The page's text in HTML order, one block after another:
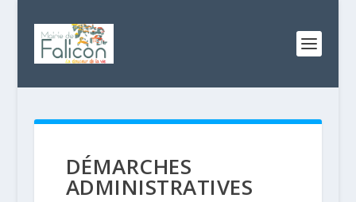
DÉMARCHES
ADMINISTRATIVES